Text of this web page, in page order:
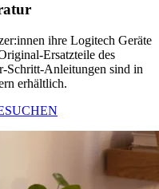
ihre Logitech Geräte
Ersatzteile des
Schritt-Anleitungen sind in
erhältlich.